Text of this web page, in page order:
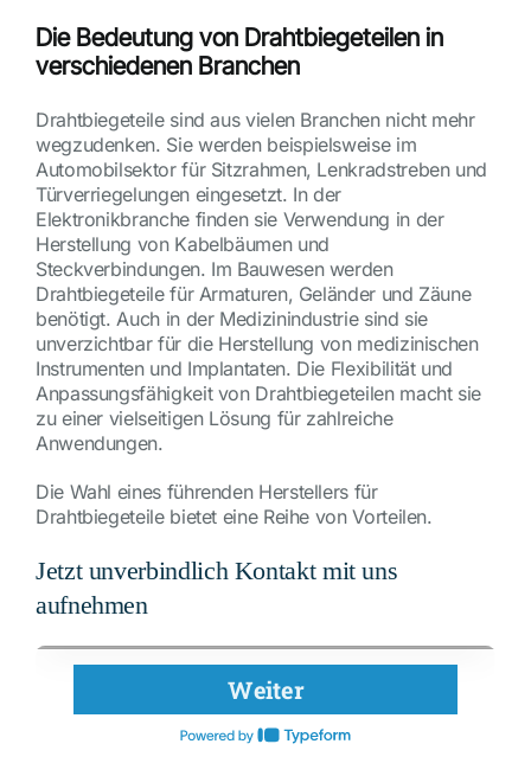
Die Bedeutung von Drahtbiegeteilen in
verschiedenen Branchen
Drahtbiegeteile sind aus vielen Branchen nicht mehr
wegzudenken. Sie werden beispielsweise im
Automobilsektor für Sitzrahmen, Lenkradstreben und
Türverriegelungen eingesetzt. In der
Elektronikbranche finden sie Verwendung in der
Herstellung von Kabelbäumen und
Steckverbindungen. Im Bauwesen werden
Drahtbiegeteile für Armaturen, Geländer und Zäune
benötigt. Auch in der Medizinindustrie sind sie
unverzichtbar für die Herstellung von medizinischen
Instrumenten und Implantaten. Die Flexibilität und
Anpassungsfähigkeit von Drahtbiegeteilen macht sie
zu einer vielseitigen Lösung für zahlreiche
Anwendungen.
Die Wahl eines führenden Herstellers für
Drahtbiegeteile bietet eine Reihe von Vorteilen.
Jetzt unverbindlich Kontakt mit uns
aufnehmen